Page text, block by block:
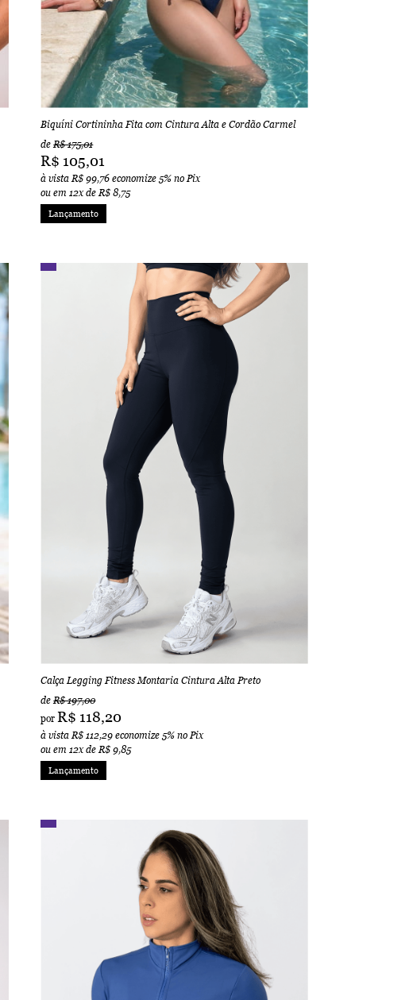
Biquíni Cortininha Fita com Cintura Alta e Cordão Carmel
de R$ 175,01
R$ 105,01
à vistaR$ 99,76 economize5% no Pix
ou em12xdeR$ 8,75
Lançamento
Calça Legging Fitness Montaria Cintura Alta Preto
de R$ 197,00
por R$ 118,20
à vistaR$ 112,29 economize5% no Pix
ou em12xdeR$ 9,85
Lançamento